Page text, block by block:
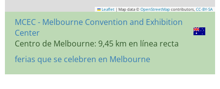
Leaflet | Map data © OpenStreetMap contributors, CC-BY-SA
MCEC - Melbourne Convention and Exhibition
Center
Centro de Melbourne: 9,45 km en línea recta
ferias que se celebren en Melbourne